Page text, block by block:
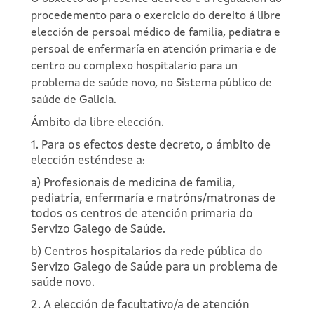
procedemento para o exercicio do dereito á libre
elección de persoal médico de familia, pediatra e
persoal de enfermaría en atención primaria e de
centro ou complexo hospitalario para un
problema de saúde novo, no Sistema público de
saúde de Galicia.
Ámbito da libre elección.
1. Para os efectos deste decreto, o ámbito de
elección esténdese a:
a) Profesionais de medicina de familia,
pediatría, enfermaría e matróns/matronas de
todos os centros de atención primaria do
Servizo Galego de Saúde.
b) Centros hospitalarios da rede pública do
Servizo Galego de Saúde para un problema de
saúde novo.
2. A elección de facultativo/a de atención